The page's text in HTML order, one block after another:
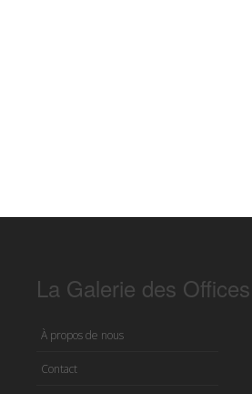
La Galerie des Offices
À propos de nous
Contact